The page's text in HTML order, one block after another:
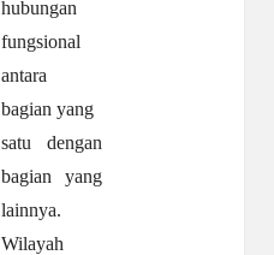
hubungan
fungsional
antara
bagian yang
satu dengan
bagian yang
lainnya.
Wilayah